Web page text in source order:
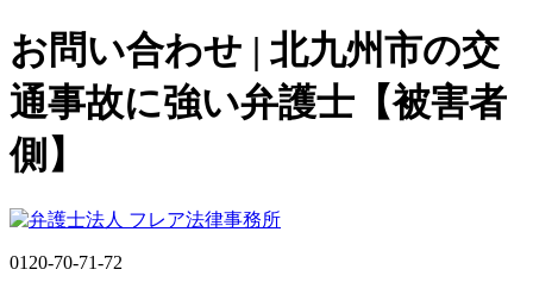
お問い合わせ | 北九州市の交
通事故に強い弁護士【被害者
側】
0120-70-71-72